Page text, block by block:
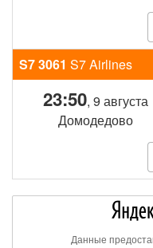
S7 3061 S7 Airlines
23:50, 9 августа
Домодедово
Данные